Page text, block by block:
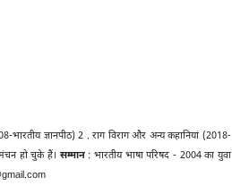
भारतीय ज्ञानपीठ) 2 . राग विराग और अन्य कहानियां (2018-
हो चुके हैं। सम्मान : भारतीय भाषा परिषद - 2004 का युवा